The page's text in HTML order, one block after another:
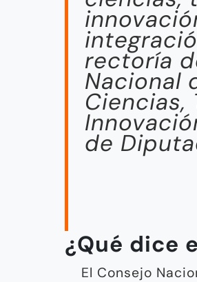
rectoría
Nacional
Ciencias,
de
¿Qué dice
El Consejo